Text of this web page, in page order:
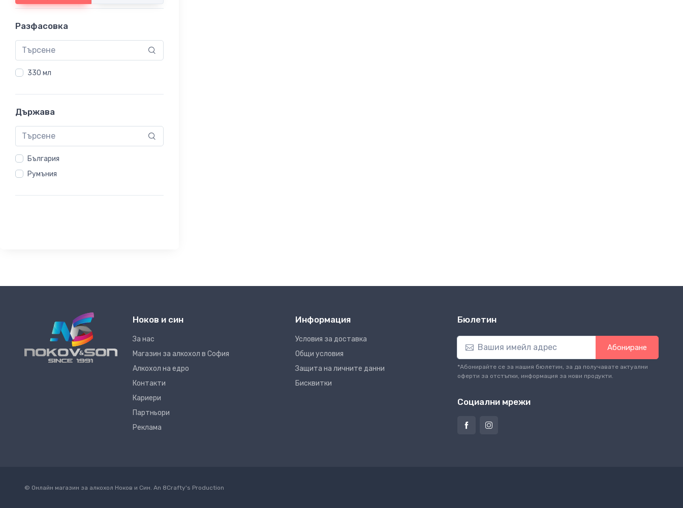
Разфасовка
330 мл
Държава
България
Румъния
Ноков и син
За нас
Магазин за алкохол в София
Алкохол на едро
Контакти
Кариери
Партньори
Реклама
Информация
Условия за доставка
Общи условия
Защита на личните данни
Бисквитки
Бюлетин
Абониране
*Абонирайте се за нашия бюлетин, за да получавате актуални
оферти за отстъпки, информация за нови продукти.
Социални мрежи
© Онлайн магазин за алкохол Ноков и Син. An 8Crafty's Production